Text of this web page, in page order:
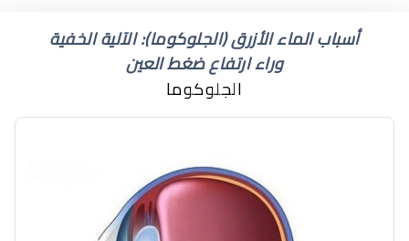
أسباب الماء الأزرق (الجلوكوما): الآلية الخفية
وراء ارتفاع ضغط العين
الجلوكوما